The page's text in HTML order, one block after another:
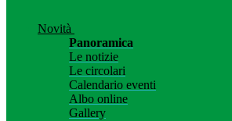
Novità
Panoramica
Le notizie
Le circolari
Calendario eventi
Albo online
Gallery